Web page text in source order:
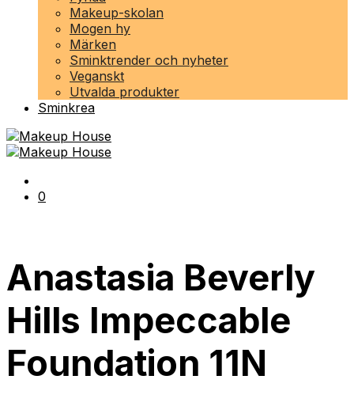
Makeup-skolan
Mogen hy
Märken
Sminktrender och nyheter
Veganskt
Utvalda produkter
Sminkrea
0
Anastasia Beverly
Hills Impeccable
Foundation 11N